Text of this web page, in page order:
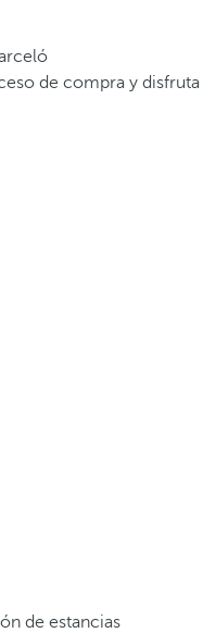
de compra y disfruta
de estancias